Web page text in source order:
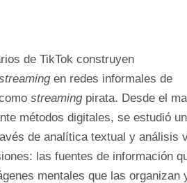
de TikTok construyen
en redes informales de
streaming pirata. Desde el
métodos digitales, se estudió
de analítica textual y análisis
las fuentes de información
mentales que las organizan